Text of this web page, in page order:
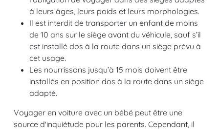
à leurs âges, leurs poids et leurs morphologies.
Il est interdit de transporter un enfant de moins
de 10 ans sur le siège avant du véhicule, sauf s’il
est installé dos à la route dans un siège prévu à
cet usage.
Les nourrissons jusqu’à 15 mois doivent être
installés en position dos à la route dans un siège
adapté.
Voyager en voiture avec un bébé peut être une
source d'inquiétude pour les parents. Cependant, il